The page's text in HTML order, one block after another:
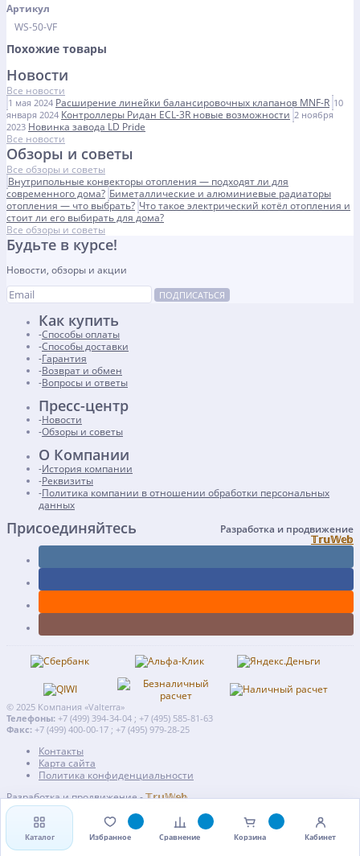
Артикул
WS-50-VF
Похожие товары
Новости
Все новости
1 мая 2024 Расширение линейки балансировочных клапанов MNF-R 10
января 2024 Контроллеры Ридан ECL-3R новые возможности 2 ноября
2023 Новинка завода LD Pride
Все новости
Обзоры и советы
Все обзоры и советы
Внутрипольные конвекторы отопления — подходят ли для
современного дома? Биметаллические и алюминиевые радиаторы
отопления — что выбрать? Что такое электрический котёл отопления и
стоит ли его выбирать для дома?
Все обзоры и советы
Будьте в курсе!
Новости, обзоры и акции
ПОДПИСАТЬСЯ
Как купить
Способы оплаты
Способы доставки
Гарантия
Возврат и обмен
Вопросы и ответы
Пресс-центр
Новости
Обзоры и советы
О Компании
История компании
Реквизиты
Политика компании в отношении обработки персональных
данных
Присоединяйтесь Разработка и продвижение
𝕋𝕣𝕦𝕎𝕖𝕓
© 2025 Компания «Valterra»
Телефоны: +7 (499) 394-34-04 ; +7 (495) 585-81-63
Факс: +7 (499) 400-00-17 ; +7 (495) 979-28-25
Контакты
Карта сайта
Политика конфиденциальности
Разработка и продвижение -𝕋𝕣𝕦𝕎𝕖𝕓
Каталог Избранное Сравнение Корзина Кабинет